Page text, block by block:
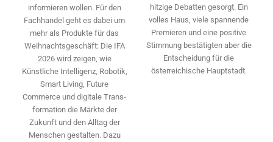
informieren wollen. Für den
Fachhandel geht es dabei um
mehr als Produkte für das
Weihnachtsgeschäft: Die IFA
2026 wird ­zeigen, wie
Künstliche Intelligenz, Robotik,
Smart Living, Future
Commerce und digitale Trans­
formation die Märkte der
Zukunft und den Alltag der
Menschen gestalten. Dazu
hitzige Debatten gesorgt. Ein
volles Haus, viele spannende
Premieren und eine positive
Stimmung bestätigten aber die
Entscheidung für die
österreichische Hauptstadt.